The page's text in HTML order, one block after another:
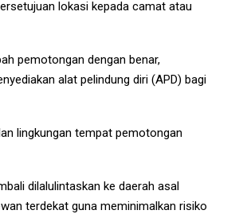
lokasi kepada camat atau
pemotongan dengan benar,
alat pelindung diri (APD) bagi
lingkungan tempat pemotongan
dilalulintaskan ke daerah asal
terdekat guna meminimalkan risiko